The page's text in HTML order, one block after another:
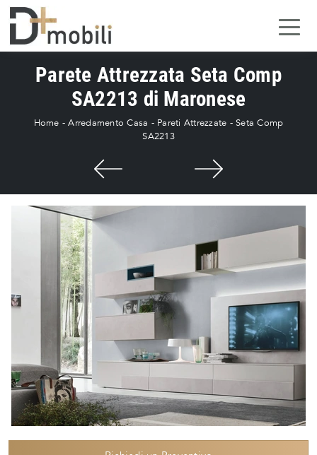
Parete Attrezzata Seta Comp
SA2213 di Maronese
Home -Arredamento Casa - Pareti Attrezzate - Seta Comp
SA2213